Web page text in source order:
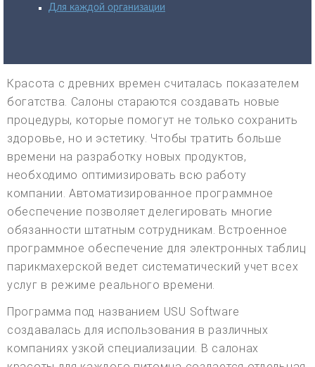
Для каждой организации
Красота с древних времен считалась показателем
богатства. Салоны стараются создавать новые
процедуры, которые помогут не только сохранить
здоровье, но и эстетику. Чтобы тратить больше
времени на разработку новых продуктов,
необходимо оптимизировать всю работу
компании. Автоматизированное программное
обеспечение позволяет делегировать многие
обязанности штатным сотрудникам. Встроенное
программное обеспечение для электронных таблиц
парикмахерской ведет систематический учет всех
услуг в режиме реального времени.
Программа под названием USU Software
создавалась для использования в различных
компаниях узкой специализации. В салонах